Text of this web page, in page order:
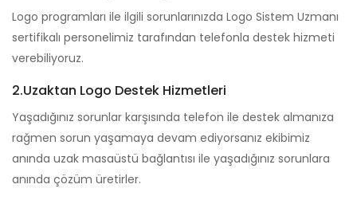
Logo programları ile ilgili sorunlarınızda Logo Sistem Uzmanı
sertifikalı personelimiz tarafından telefonla destek hizmeti
verebiliyoruz.
2.Uzaktan Logo Destek Hizmetleri
Yaşadığınız sorunlar karşısında telefon ile destek almanıza
rağmen sorun yaşamaya devam ediyorsanız ekibimiz
anında uzak masaüstü bağlantısı ile yaşadığınız sorunlara
anında çözüm üretirler.